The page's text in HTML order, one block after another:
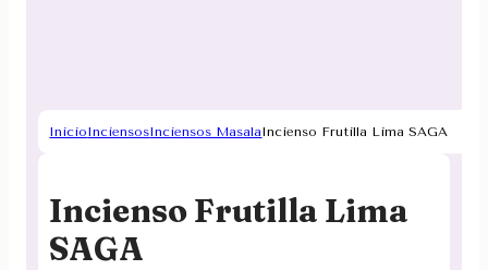
InicioInciensosInciensos MasalaIncienso Frutilla Lima SAGA
Incienso Frutilla Lima
SAGA